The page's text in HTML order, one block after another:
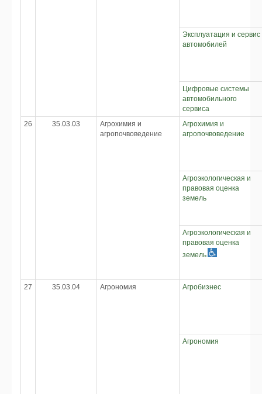
Эксплуатация и сервис
автомобилей
Цифровые системы
автомобильного
сервиса
26
35.03.03
Агрохимия и
агропочвоведение
Агрохимия и
агропочвоведение
Агроэкологическая и
правовая оценка
земель
Агроэкологическая и
правовая оценка
земель
27 35.03.04 Агрономия Агробизнес
Агрономия